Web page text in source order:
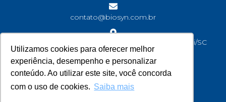
Utilizamos cookies para oferecer melhor
experiência, desempenho e personalizar
conteúdo. Ao utilizar este site, você concorda
com o uso de cookies. Saiba mais
contato@biosyn.com.br
Rua João Jaime Faria, S/N Bairro Corveta, Araquari/SC
CEP: 89245-000